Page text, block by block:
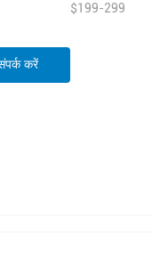
$199-299
करें